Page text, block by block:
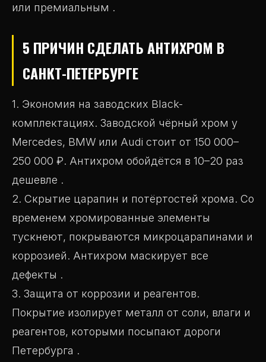
или премиальным .
5 ПРИЧИН СДЕЛАТЬ АНТИХРОМ В
САНКТ-ПЕТЕРБУРГЕ
1. Экономия на заводских Black-
комплектациях. Заводской чёрный хром у
Mercedes, BMW или Audi стоит от 150 000–
250 000 ₽. Антихром обойдётся в 10–20 раз
дешевле .
2. Скрытие царапин и потёртостей хрома. Со
временем хромированные элементы
тускнеют, покрываются микроцарапинами и
коррозией. Антихром маскирует все
дефекты .
3. Защита от коррозии и реагентов.
Покрытие изолирует металл от соли, влаги и
реагентов, которыми посыпают дороги
Петербурга .